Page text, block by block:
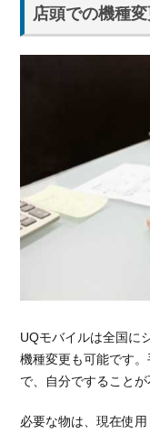
の乗
り換
える
変更
乗り
費用
を比
較
月額
店頭での機種
UQモバイルは全国に
機種変更も可能です
で、自分ですることが
必要な物は、現在使